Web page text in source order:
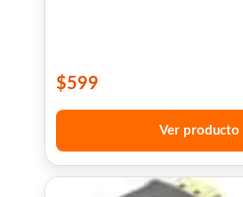
$599
Ver producto